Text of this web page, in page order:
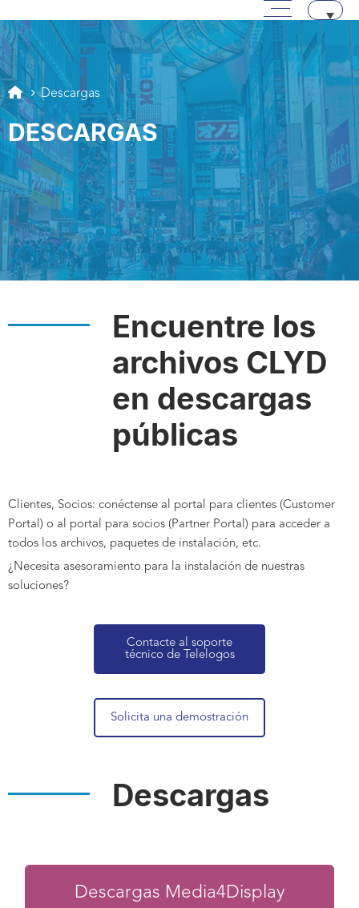
Pasar a contenido
Menú principal
Descargas
DESCARGAS
Encuentre los
archivos CLYD
en descargas
públicas
Clientes, Socios: conéctense al portal para clientes (Customer
Portal) o al portal para socios (Partner Portal) para acceder a
todos los archivos, paquetes de instalación, etc.
¿Necesita asesoramiento para la instalación de nuestras
soluciones?
Contacte al soporte
técnico de Telelogos
Solicita una demostración
Descargas
Descargas Media4Display